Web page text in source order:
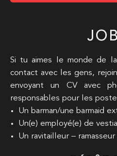
Si tu aimes le monde de
contact avec les gens,
envoyant un CV avec
responsables pour les
Un barman/une barmaid
Un(e) employé(e) de
Un ravitailleur –